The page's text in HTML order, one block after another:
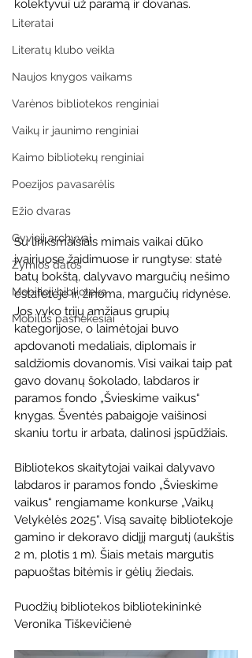
Literatai
Literatų klubo veikla
Naujos knygos vaikams
Varėnos bibliotekos renginiai
Vaikų ir jaunimo renginiai
Kaimo bibliotekų renginiai
Poezijos pavasarėlis
Ežio dvaras
Gyvieji archyvai
Žymios datos
Mobilioji biblioteka
Mobilūs pašnekesiai
kolektyvui už paramą ir dovanas.
Su linksmaisiais mimais vaikai dūko
įvairiuose žaidimuose ir rungtyse: statė
batų bokštą, dalyvavo margučių nešimo
estafetėje ir, žinoma, margučių ridynėse.
Jos vyko trijų amžiaus grupių
kategorijose, o laimėtojai buvo
apdovanoti medaliais, diplomais ir
saldžiomis dovanomis. Visi vaikai taip pat
gavo dovanų šokolado, labdaros ir
paramos fondo „Švieskime vaikus“
knygas. Šventės pabaigoje vaišinosi
skaniu tortu ir arbata, dalinosi įspūdžiais.
Bibliotekos skaitytojai vaikai dalyvavo
labdaros ir paramos fondo „Švieskime
vaikus“ rengiamame konkurse „Vaikų
Velykėlės 2025“. Visą savaitę bibliotekoje
gamino ir dekoravo didįjį margutį (aukštis
2 m, plotis 1 m). Šiais metais margutis
papuoštas bitėmis ir gėlių žiedais.
Puodžių bibliotekos bibliotekininkė
Veronika Tiškevičienė